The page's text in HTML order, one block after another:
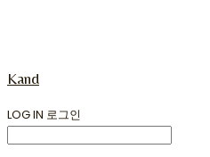
Kand
LOG IN 로그인